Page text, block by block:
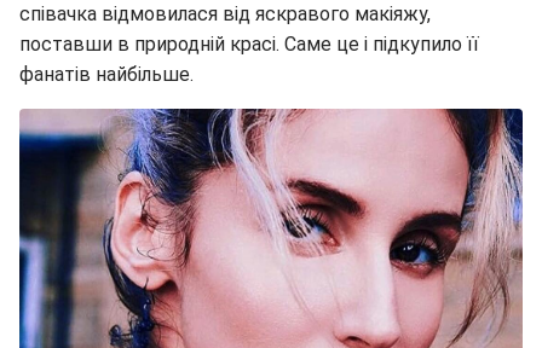
співачка відмовилася від яскравого макіяжу,
поставши в природній красі. Саме це і підкупило її
фанатів найбільше.